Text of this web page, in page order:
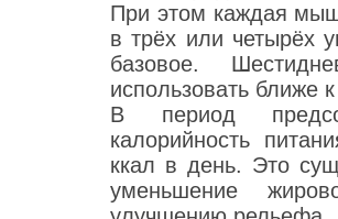
При этом каждая
в трёх или четырёх
базовое.
использовать ближе
В период
калорийность
ккал в день. Это
уменьшение